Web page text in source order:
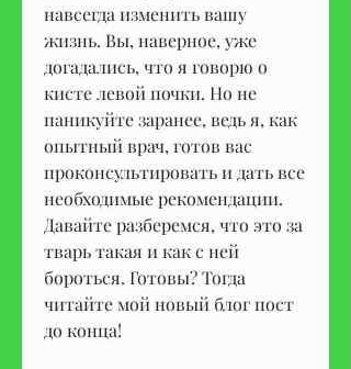
навсегда изменить вашу
жизнь. Вы, наверное, уже
догадались, что я говорю о
кисте левой почки. Но не
паникуйте заранее, ведь я, как
опытный врач, готов вас
проконсультировать и дать все
необходимые рекомендации.
Давайте разберемся, что это за
тварь такая и как с ней
бороться. Готовы? Тогда
читайте мой новый блог пост
до конца!